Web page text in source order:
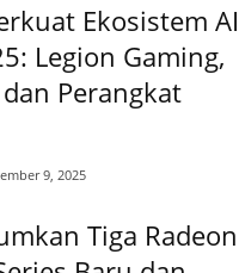
Ekosistem AI
Legion Gaming,
Perangkat
9, 2025
Tiga Radeon